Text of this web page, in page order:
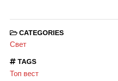
CATEGORIES
Свет
TAGS
Топ вест